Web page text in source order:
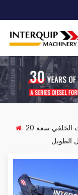
الحفارة ذات المحراث الخلفي سعة 20
الطويل